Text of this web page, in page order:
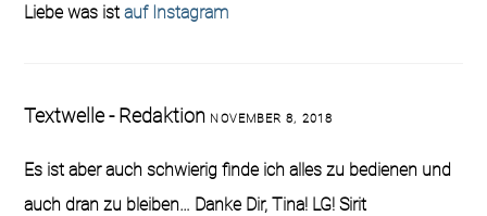
Liebe was istauf Instagram
Textwelle - Redaktion NOVEMBER 8, 2018
Es ist aber auch schwierig finde ich alles zu bedienen und
auch dran zu bleiben… Danke Dir, Tina! LG! Sirit